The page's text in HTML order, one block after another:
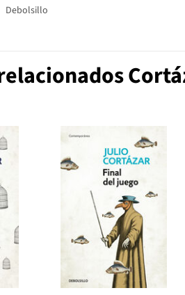
Debolsillo